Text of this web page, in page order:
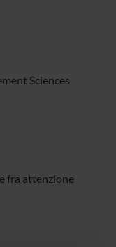
Sciences
fra attenzione